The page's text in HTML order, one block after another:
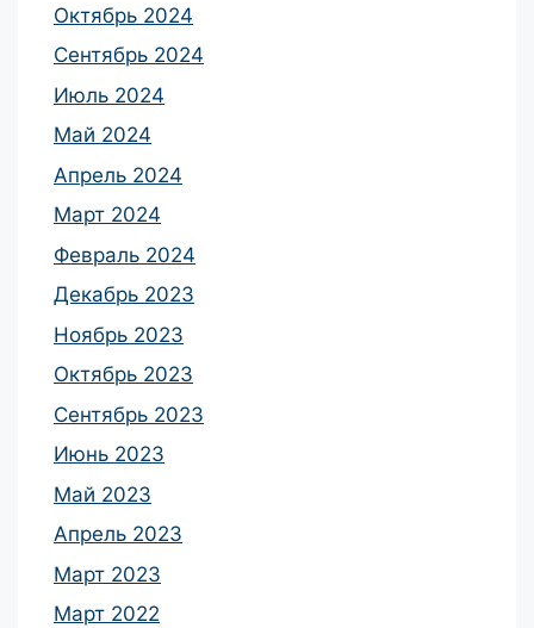
Октябрь 2024
Сентябрь 2024
Июль 2024
Май 2024
Апрель 2024
Март 2024
Февраль 2024
Декабрь 2023
Ноябрь 2023
Октябрь 2023
Сентябрь 2023
Июнь 2023
Май 2023
Апрель 2023
Март 2023
Март 2022